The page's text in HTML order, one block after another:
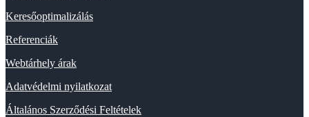
Keresőoptimalizálás
Referenciák
Webtárhely árak
Adatvédelmi nyilatkozat
Általános Szerződési Feltételek